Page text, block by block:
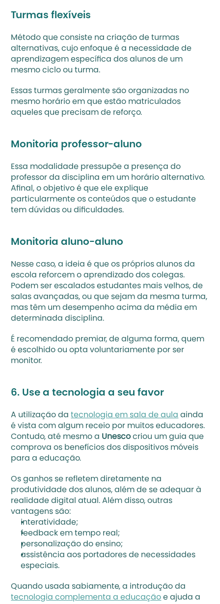
Turmas flexíveis
Método que consiste na criação de turmas
alternativas, cujo enfoque é a necessidade de
aprendizagem específica dos alunos de um
mesmo ciclo ou turma.
Essas turmas geralmente são organizadas no
mesmo horário em que estão matriculados
aqueles que precisam de reforço.
Monitoria professor-aluno
Essa modalidade pressupõe a presença do
professor da disciplina em um horário alternativo.
Afinal, o objetivo é que ele explique
particularmente os conteúdos que o estudante
tem dúvidas ou dificuldades.
Monitoria aluno-aluno
Nesse caso, a ideia é que os próprios alunos da
escola reforcem o aprendizado dos colegas.
Podem ser escalados estudantes mais velhos, de
salas avançadas, ou que sejam da mesma turma,
mas têm um desempenho acima da média em
determinada disciplina.
É recomendado premiar, de alguma forma, quem
é escolhido ou opta voluntariamente por ser
monitor.
6. Use a tecnologia a seu favor
A utilização da tecnologia em sala de aula ainda
é vista com algum receio por muitos educadores.
Contudo, até mesmo a Unesco criou um guia que
comprova os benefícios dos dispositivos móveis
para a educação.
Os ganhos se refletem diretamente na
produtividade dos alunos, além de se adequar à
realidade digital atual. Além disso, outras
vantagens são:
interatividade;
feedback em tempo real;
personalização do ensino;
assistência aos portadores de necessidades
especiais.
tecnologia complementa a educação e ajuda a